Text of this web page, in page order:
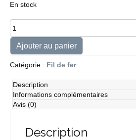
En stock
quantité
de
Mobile
Kakhechane
Ajouter au panier
Catégorie : Fil de fer
Description
Informations complémentaires
Avis (0)
Description